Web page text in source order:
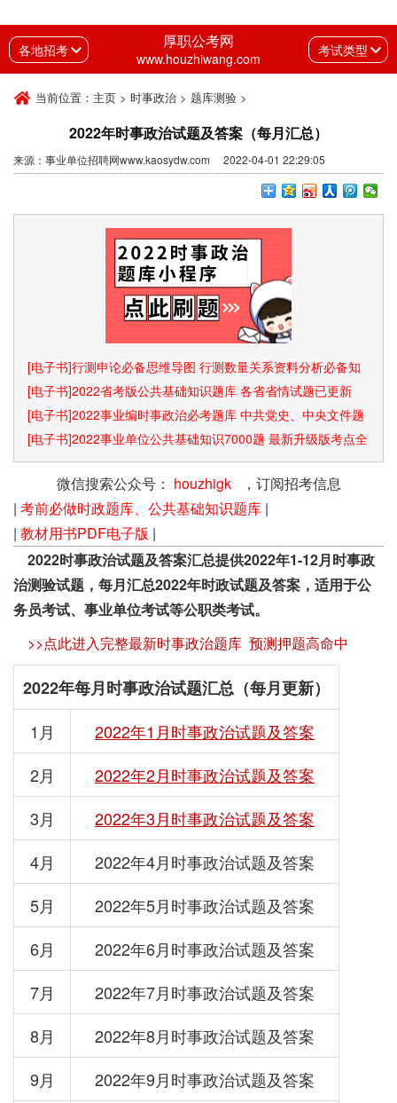
各地招考 厚职公考网
www.houzhiwang.com 考试类型
当前位置： 主页 > 时事政治 > 题库测验 >
2022年时事政治试题及答案（每月汇总）
来源：事业单位招聘网www.kaosydw.com 2022-04-01 22:29:05
[电子书]行测申论必备思维导图 行测数量关系资料分析必备知
识点和速算技巧
[电子书]2022省考版公共基础知识题库 各省省情试题已更新
[电子书]2022事业编时事政治必考题库 中共党史、中央文件题
库已更新
[电子书]2022事业单位公共基础知识7000题 最新升级版考点全
覆盖
微信搜索公众号： houzhigk，订阅招考信息
| 考前必做时政题库、公共基础知识题库 |
| 教材用书PDF电子版 |
2022时事政治试题及答案汇总提供2022年1-12月时事政
治测验试题，每月汇总2022年时政试题及答案，适用于公
务员考试、事业单位考试等公职类考试。
>>点此进入完整最新时事政治题库 预测押题高命中
2022年每月时事政治试题汇总（每月更新）
1月
2022年1月时事政治试题及答案
2月
2022年2月时事政治试题及答案
3月
2022年3月时事政治试题及答案
4月
2022年4月时事政治试题及答案
5月
2022年5月时事政治试题及答案
6月
2022年6月时事政治试题及答案
7月
2022年7月时事政治试题及答案
8月
2022年8月时事政治试题及答案
9月
2022年9月时事政治试题及答案